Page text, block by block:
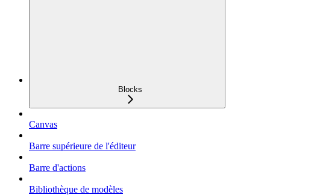
Blocks
Canvas
Barre supérieure de l'éditeur
Barre d'actions
Bibliothèque de modèles